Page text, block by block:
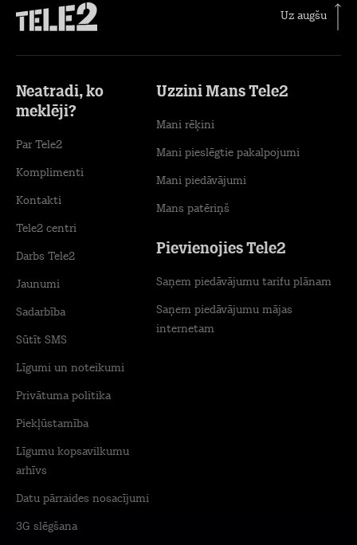
Uz augšu
Neatradi, ko
meklēji?
Par Tele2
Komplimenti
Kontakti
Tele2 centri
Darbs Tele2
Jaunumi
Sadarbība
Sūtīt SMS
Līgumi un noteikumi
Privātuma politika
Piekļūstamība
Līgumu kopsavilkumu
arhīvs
Datu pārraides nosacījumi
3G slēgšana
Uzzini Mans Tele2
Mani rēķini
Mani pieslēgtie pakalpojumi
Mani piedāvājumi
Mans patēriņš
Pievienojies Tele2
Saņem piedāvājumu tarifu plānam
Saņem piedāvājumu mājas
internetam